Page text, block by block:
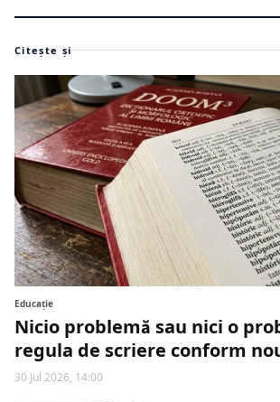
Citește și
Educaţie
Nicio problemă sau nici o
regula de scriere conform
30 Jul 2026, 14:00